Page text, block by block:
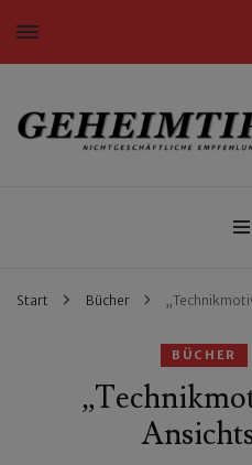
Nichtgeschäftliche Empfehlungen
Start Bücher
BÜCHER